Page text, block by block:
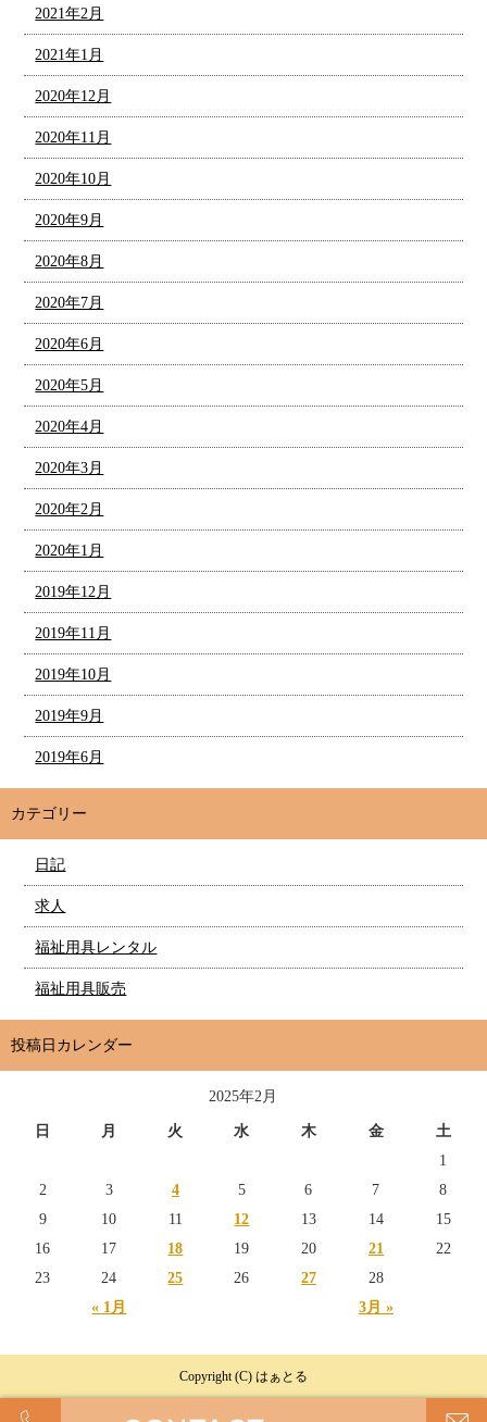
2021年2月
2021年1月
2020年12月
2020年11月
2020年10月
2020年9月
2020年8月
2020年7月
2020年6月
2020年5月
2020年4月
2020年3月
2020年2月
2020年1月
2019年12月
2019年11月
2019年10月
2019年9月
2019年6月
カテゴリー
日記
求人
福祉用具レンタル
福祉用具販売
投稿日カレンダー
2025年2月
日 月 火 水 木 金 土
« 1月 3月 »
1
2
3 4 5 6 7
8
9
10 11 12 13 14
15
16
17 18 19 20 21
22
23
24 25 26 27 28
Copyright (C) はぁとる